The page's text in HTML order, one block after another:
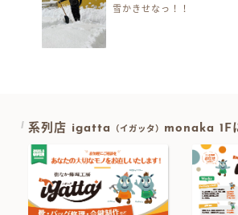
雪かきせなっ！！
系列店 igatta （イガッタ） monaka 1F